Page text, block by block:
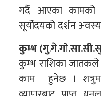
गर्दै आएका
सूर्योदयको दर्शन अवस्य
कुम्भ
कुम्भ राशिका
काम हुनेछ ।